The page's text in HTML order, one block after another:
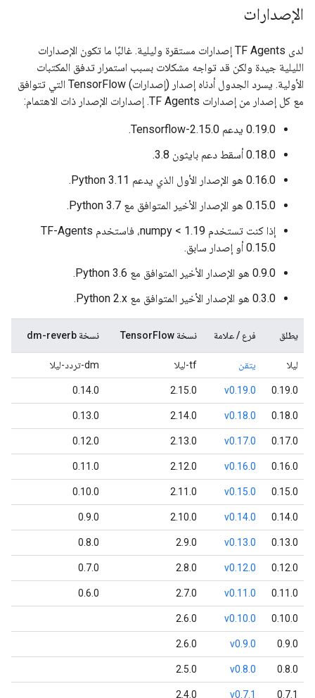
الإصدارات
لدى TF Agents إصدارات مستقرة وليلية. غالبًا ما تكون الإصدارات
الليلية جيدة ولكن قد تواجه مشكلات بسبب استمرار تدفق المكتبات
الأولية. يسرد الجدول أدناه إصدار (إصدارات) TensorFlow التي تتوافق
مع كل إصدار من إصدارات TF Agents. إصدارات الإصدار ذات الاهتمام:
0.19.0 يدعم Tensorflow-2.15.0.
0.18.0 أسقط دعم بايثون 3.8.
0.16.0 هو الإصدار الأول الذي يدعم Python 3.11.
0.15.0 هو الإصدار الأخير المتوافق مع Python 3.7.
إذا كنت تستخدم numpy < 1.19، فاستخدم TF-Agents
0.15.0 أو إصدار سابق.
0.9.0 هو الإصدار الأخير المتوافق مع Python 3.6.
0.3.0 هو الإصدار الأخير المتوافق مع Python 2.x.
يطلق فرع / علامة نسخة TensorFlow نسخة dm-reverb
ليلا يتقن tf-ليلا dm-تردد-ليلا
0.19.0
v0.19.0
2.15.0
0.14.0
0.18.0
v0.18.0
2.14.0
0.13.0
0.17.0
v0.17.0
2.13.0
0.12.0
0.16.0
v0.16.0
2.12.0
0.11.0
0.15.0
v0.15.0
2.11.0
0.10.0
0.14.0
v0.14.0
2.10.0
0.9.0
0.13.0
v0.13.0
2.9.0
0.8.0
0.12.0
v0.12.0
2.8.0
0.7.0
0.11.0
v0.11.0
2.7.0
0.6.0
0.10.0
v0.10.0
2.6.0
0.9.0
v0.9.0
2.6.0
0.8.0
v0.8.0
2.5.0
0.7.1
v0.7.1
2.4.0